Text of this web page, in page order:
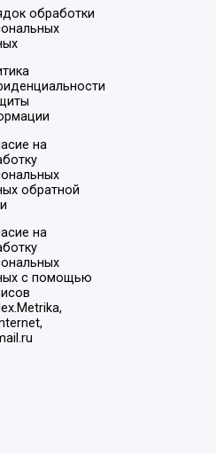
обработки
на
обратной
на
с помощью